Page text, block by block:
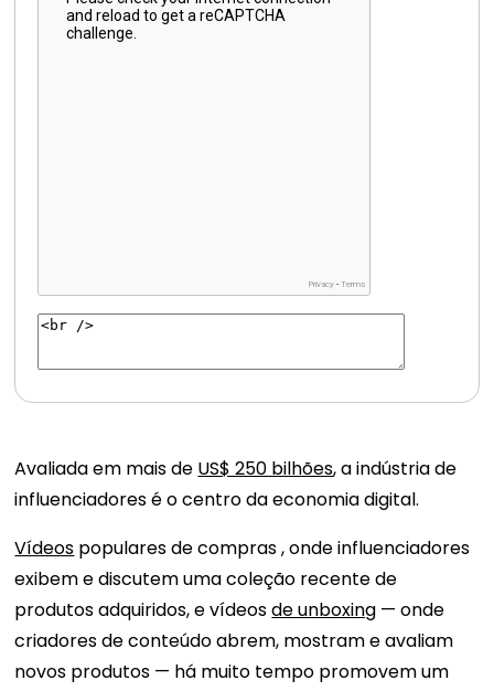
Avaliada em mais de US$ 250 bilhões, a indústria de
influenciadores é o centro da economia digital.
Vídeos populares de compras , onde influenciadores
exibem e discutem uma coleção recente de
produtos adquiridos, e vídeosde unboxing — onde
criadores de conteúdo abrem, mostram e avaliam
novos produtos — há muito tempo promovem um